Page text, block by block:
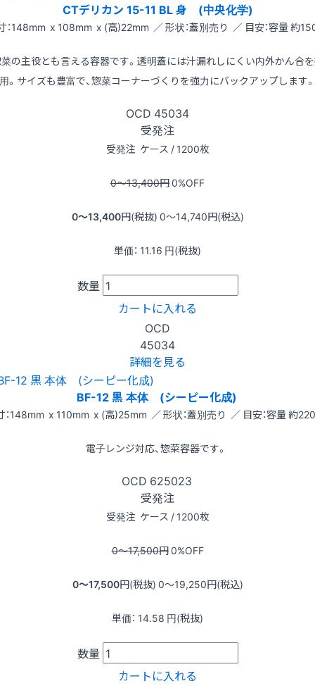
CTデリカン 15-11 BL 身 (中央化学)
：148mm x 108mm x (高)22mm ／ 形状：蓋別売り ／ 目安：容量 約
の主役とも言える容器です。透明蓋には汁漏れしにくい内外かん合
用。サイズも豊富で、惣菜コーナーづくりを強力にバックアップします。
OCD 45034
受発注
受発注 ケース / 1200枚
0〜13,400円0%OFF
0〜13,400円(税抜) 0〜14,740円(税込)
単価： 11.16 円(税抜)
数量
カートに入れる
OCD
45034
詳細を見る
BF-12 黒 本体 (シーピー化成)
：148mm x 110mm x (高)25mm ／ 形状：蓋別売り ／ 目安：容量 約
電子レンジ対応、惣菜容器です。
OCD 625023
受発注
受発注 ケース / 1200枚
0〜17,500円0%OFF
0〜17,500円(税抜) 0〜19,250円(税込)
単価： 14.58 円(税抜)
数量
カートに入れる